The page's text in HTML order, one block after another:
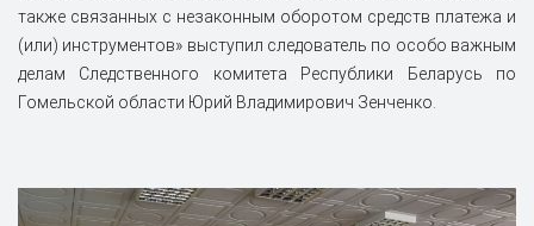
также связанных с незаконным оборотом средств платежа и
(или) инструментов» выступил следователь по особо важным
делам Следственного комитета Республики Беларусь по
Гомельской области Юрий Владимирович Зенченко.